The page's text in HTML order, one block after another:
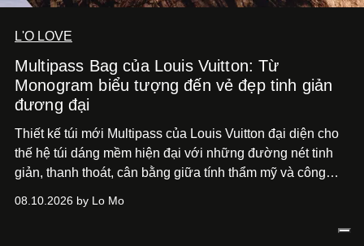
L'O LOVE
Multipass Bag của Louis Vuitton: Từ
Monogram biểu tượng đến vẻ đẹp tinh giản
đương đại
Thiết kế túi mới Multipass của Louis Vuitton đại diện cho
thế hệ túi dáng mềm hiện đại với những đường nét tinh
giản, thanh thoát, cân bằng giữa tính thẩm mỹ và công
08.10.2026 by Lo Mo